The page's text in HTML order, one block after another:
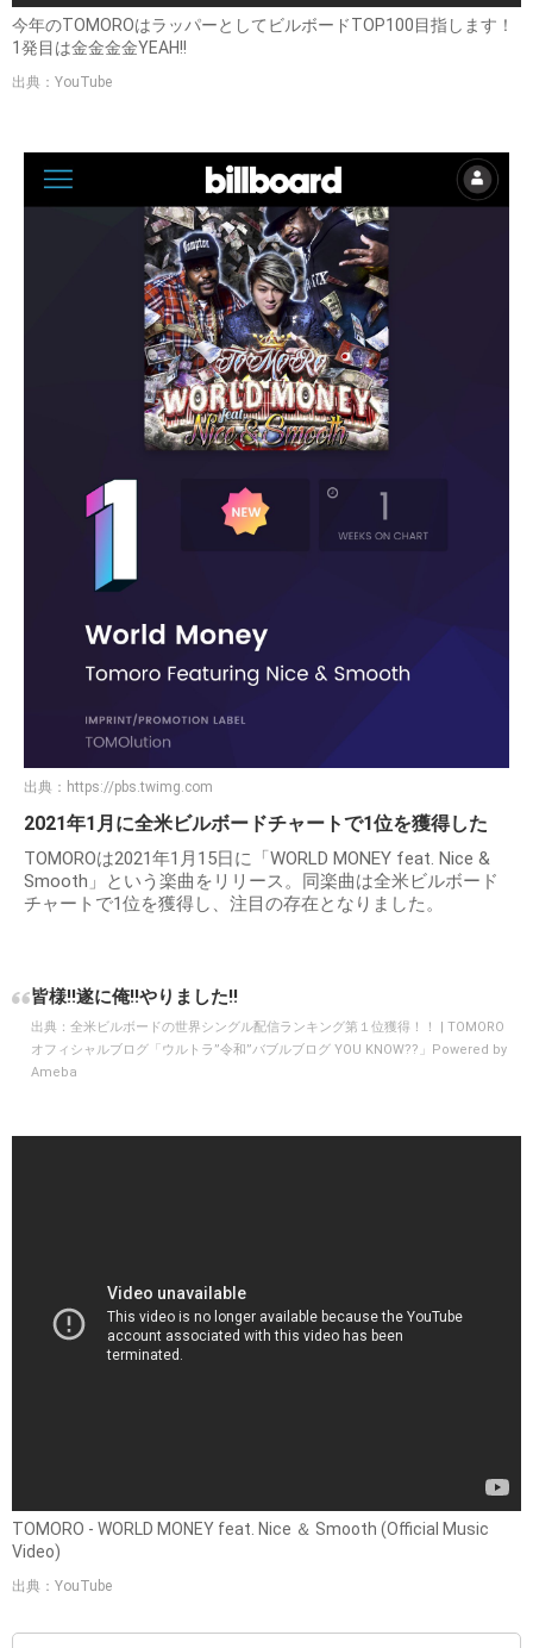
今年のTOMOROはラッパーとしてビルボードTOP100目指します！
1発目は金金金金YEAH!!
出典：YouTube
出典： https://pbs.twimg.com
2021年1月に全米ビルボードチャートで1位を獲得した
TOMOROは2021年1月15日に「WORLD MONEY feat. Nice &
Smooth」という楽曲をリリース。同楽曲は全米ビルボード
チャートで1位を獲得し、注目の存在となりました。
皆様‼️遂に俺‼️やりました‼️
出典： 全米ビルボードの世界シングル配信ランキング第１位獲得！！ | TOMORO
オフィシャルブログ「ウルトラ”令和”バブルブログ YOU KNOW??」Powered by
Ameba
TOMORO - WORLD MONEY feat. Nice ＆ Smooth (Official Music
Video)
出典：YouTube